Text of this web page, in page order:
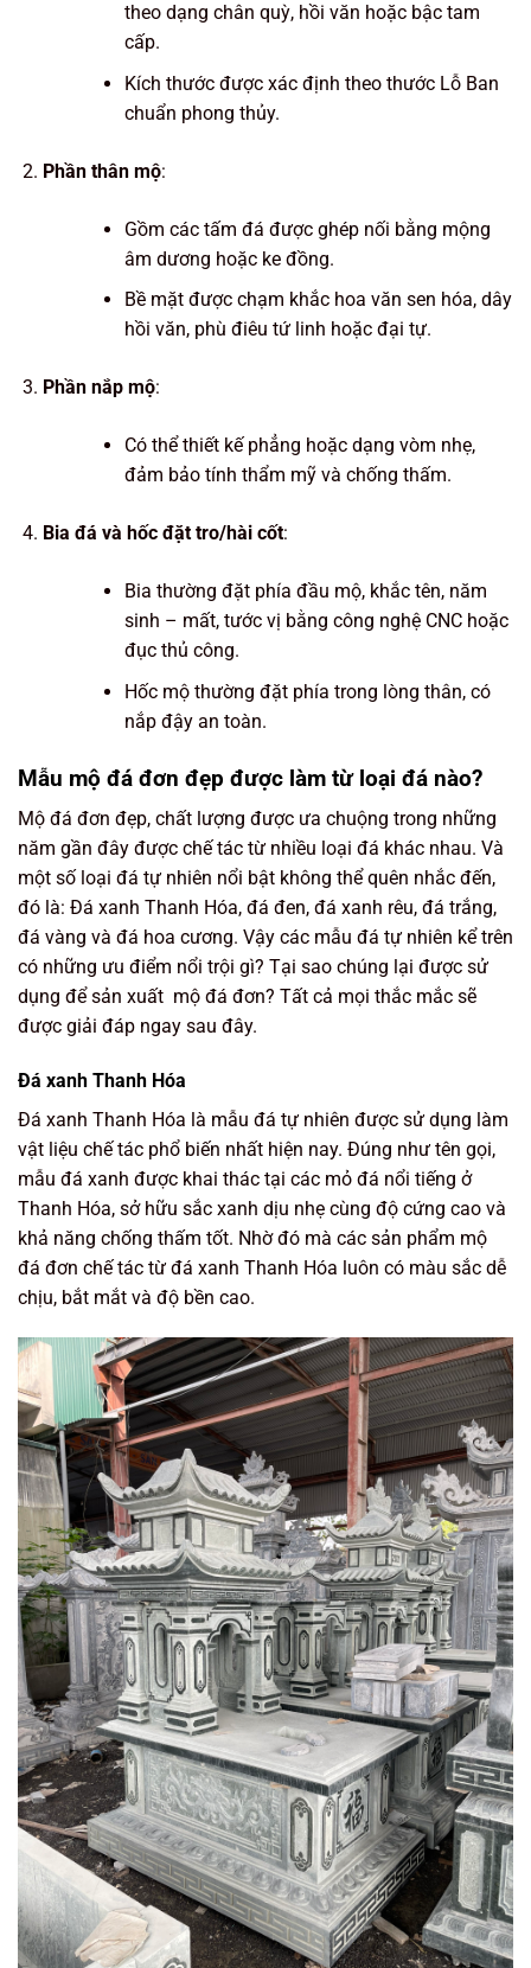
theo dạng chân quỳ, hồi văn hoặc bậc tam
cấp.
Kích thước được xác định theo thước Lỗ Ban
chuẩn phong thủy.
Phần thân mộ:
Gồm các tấm đá được ghép nối bằng mộng
âm dương hoặc ke đồng.
Bề mặt được chạm khắc hoa văn sen hóa, dây
hồi văn, phù điêu tứ linh hoặc đại tự.
Phần nắp mộ:
Có thể thiết kế phẳng hoặc dạng vòm nhẹ,
đảm bảo tính thẩm mỹ và chống thấm.
Bia đá và hốc đặt tro/hài cốt:
Bia thường đặt phía đầu mộ, khắc tên, năm
sinh – mất, tước vị bằng công nghệ CNC hoặc
đục thủ công.
Hốc mộ thường đặt phía trong lòng thân, có
nắp đậy an toàn.
Mẫu mộ đá đơn đẹp được làm từ loại đá nào?
Mộ đá đơn đẹp, chất lượng được ưa chuộng trong những
năm gần đây được chế tác từ nhiều loại đá khác nhau. Và
một số loại đá tự nhiên nổi bật không thể quên nhắc đến,
đó là: Đá xanh Thanh Hóa, đá đen, đá xanh rêu, đá trắng,
đá vàng và đá hoa cương. Vậy các mẫu đá tự nhiên kể trên
có những ưu điểm nổi trội gì? Tại sao chúng lại được sử
dụng để sản xuất mộ đá đơn? Tất cả mọi thắc mắc sẽ
được giải đáp ngay sau đây.
Đá xanh Thanh Hóa
Đá xanh Thanh Hóa là mẫu đá tự nhiên được sử dụng làm
vật liệu chế tác phổ biến nhất hiện nay. Đúng như tên gọi,
mẫu đá xanh được khai thác tại các mỏ đá nổi tiếng ở
Thanh Hóa, sở hữu sắc xanh dịu nhẹ cùng độ cứng cao và
khả năng chống thấm tốt. Nhờ đó mà các sản phẩm mộ
đá đơn chế tác từ đá xanh Thanh Hóa luôn có màu sắc dễ
chịu, bắt mắt và độ bền cao.